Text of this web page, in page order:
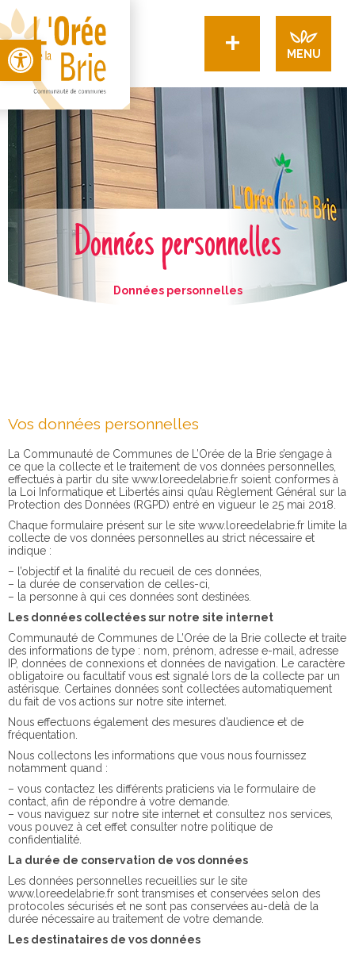
Open toolbar + MENU
Données personnelles
Données personnelles
Vos données personnelles
La Communauté de Communes de L’Orée de la Brie s’engage à
ce que la collecte et le traitement de vos données personnelles,
effectués à partir du site www.loreedelabrie.fr soient conformes à
la Loi Informatique et Libertés ainsi qu’au Règlement Général sur la
Protection des Données (RGPD) entré en vigueur le 25 mai 2018.
Chaque formulaire présent sur le site www.loreedelabrie.fr limite la
collecte de vos données personnelles au strict nécessaire et
indique :
– l’objectif et la finalité du recueil de ces données,
– la durée de conservation de celles-ci,
– la personne à qui ces données sont destinées.
Les données collectées sur notre site internet
Communauté de Communes de L’Orée de la Brie collecte et traite
des informations de type : nom, prénom, adresse e-mail, adresse
IP, données de connexions et données de navigation. Le caractère
obligatoire ou facultatif vous est signalé lors de la collecte par un
astérisque. Certaines données sont collectées automatiquement
du fait de vos actions sur notre site internet.
Nous effectuons également des mesures d’audience et de
fréquentation.
Nous collectons les informations que vous nous fournissez
notamment quand :
– vous contactez les différents praticiens via le formulaire de
contact, afin de répondre à votre demande.
– vous naviguez sur notre site internet et consultez nos services,
vous pouvez à cet effet consulter notre politique de
confidentialité.
La durée de conservation de vos données
Les données personnelles recueillies sur le site
www.loreedelabrie.fr sont transmises et conservées selon des
protocoles sécurisés et ne sont pas conservées au-delà de la
durée nécessaire au traitement de votre demande.
Les destinataires de vos données